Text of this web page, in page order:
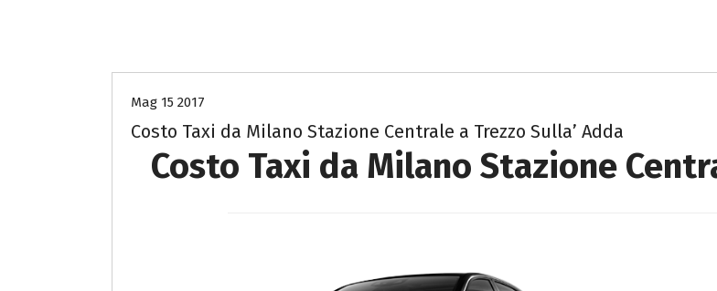
Mag 15 2017
Costo Taxi da Milano Stazione Centrale a Trezzo Sulla’ Adda
Costo Taxi da Milano Stazione